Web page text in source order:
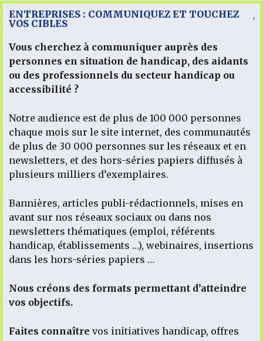
ENTREPRISES : COMMUNIQUEZ ET TOUCHEZ
VOS CIBLES
Vous cherchez à communiquer auprès des
personnes en situation de handicap, des aidants
ou des professionnels du secteur handicap ou
accessibilité ?
Notre audience est de plus de 100 000 personnes
chaque mois sur le site internet, des communautés
de plus de 30 000 personnes sur les réseaux et en
newsletters, et des hors-séries papiers diffusés à
plusieurs milliers d’exemplaires.
Bannières, articles publi-rédactionnels, mises en
avant sur nos réseaux sociaux ou dans nos
newsletters thématiques (emploi, référents
handicap, établissements …), webinaires, insertions
dans les hors-séries papiers …
Nous créons des formats permettant d’atteindre
vos objectifs.
Faites connaître vos initiatives handicap, offres